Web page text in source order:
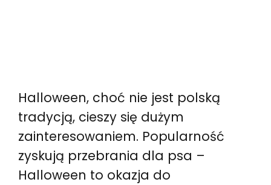
Halloween, choć nie jest polską
tradycją, cieszy się dużym
zainteresowaniem. Popularność
zyskują przebrania dla psa –
Halloween to okazja do